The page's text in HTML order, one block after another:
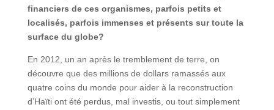
financiers de ces organismes, parfois petits et
localisés, parfois immenses et présents sur toute la
surface du globe?
En 2012, un an après le tremblement de terre, on
découvre que des millions de dollars ramassés aux
quatre coins du monde pour aider à la reconstruction
d’Haïti ont été perdus, mal investis, ou tout simplement